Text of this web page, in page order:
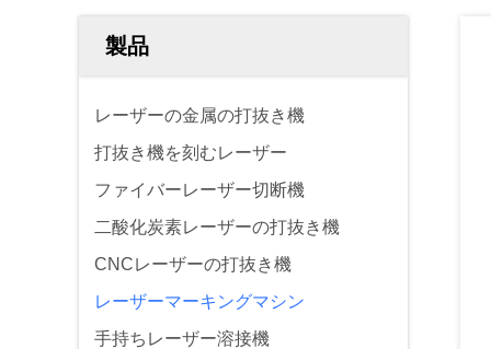
製品
レーザーの金属の打抜き機
打抜き機を刻むレーザー
ファイバーレーザー切断機
二酸化炭素レーザーの打抜き機
CNCレーザーの打抜き機
レーザーマーキングマシン
手持ちレーザー溶接機